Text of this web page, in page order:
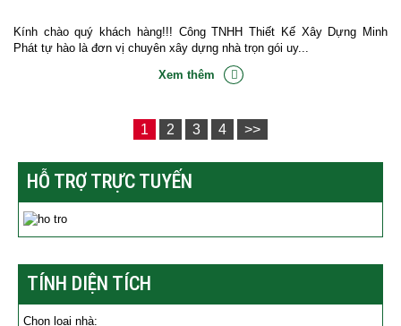
Kính chào quý khách hàng!!! Công TNHH Thiết Kế Xây Dựng Minh
Phát tự hào là đơn vị chuyên xây dựng nhà trọn gói uy...
Xem thêm
1 2 3 4 >>
HỖ TRỢ TRỰC TUYẾN
TÍNH DIỆN TÍCH
Chọn loại nhà: